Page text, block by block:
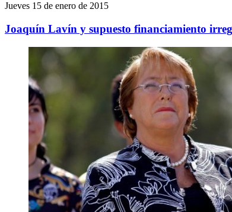
Jueves 15 de enero de 2015
Joaquín Lavín y supuesto financiamiento